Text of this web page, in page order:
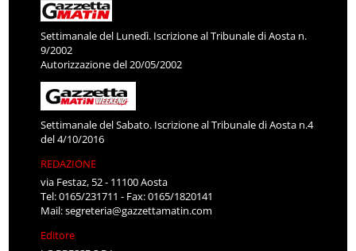
Settimanale del Lunedì. Iscrizione al Tribunale di Aosta n.
9/2002
Autorizzazione del 20/05/2002
Settimanale del Sabato. Iscrizione al Tribunale di Aosta n.4
del 4/10/2016
REDAZIONE
via Festaz, 52 - 11100 Aosta
Tel: 0165/231711 - Fax: 0165/1820141
Mail:segreteria@gazzettamatin.com
Editore